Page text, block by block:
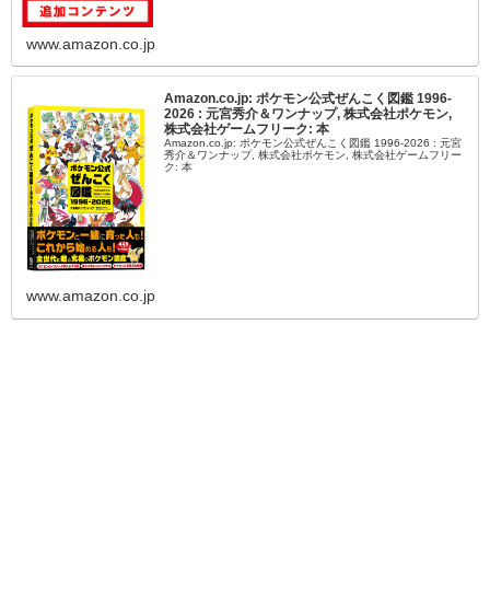
www.amazon.co.jp
Amazon.co.jp: ポケモン公式ぜんこく図鑑 1996-
2026 : 元宮秀介＆ワンナップ, 株式会社ポケモン,
株式会社ゲームフリーク: 本
Amazon.co.jp: ポケモン公式ぜんこく図鑑 1996-2026 : 元宮
秀介＆ワンナップ, 株式会社ポケモン, 株式会社ゲームフリー
ク: 本
www.amazon.co.jp